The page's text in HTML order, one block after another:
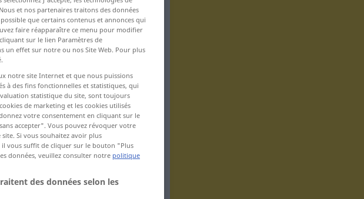
et nos partenaires traitons des données
que certains contenus et annonces qui
faire réapparaître ce menu pour modifier
sur le lien Paramètres de
un effet sur notre ou nos Site Web. Pour plus
notre site Internet et que nous puissions
à des fins fonctionnelles et statistiques, qui
statistique du site, sont toujours
de marketing et les cookies utilisés
votre consentement en cliquant sur le
accepter". Vous pouvez révoquer votre
Si vous souhaitez avoir plus
vous suffit de cliquer sur le bouton "Plus
données, veuillez consulter notre politique
des données selon les